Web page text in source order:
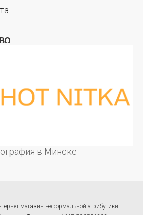
в Минске
магазин неформальной атрибутики